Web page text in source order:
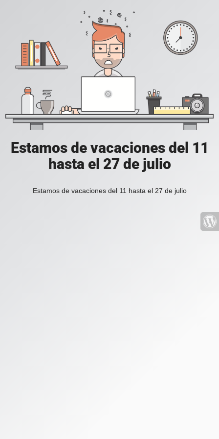
Estamos de vacaciones del 11
hasta el 27 de julio
Estamos de vacaciones del 11 hasta el 27 de julio